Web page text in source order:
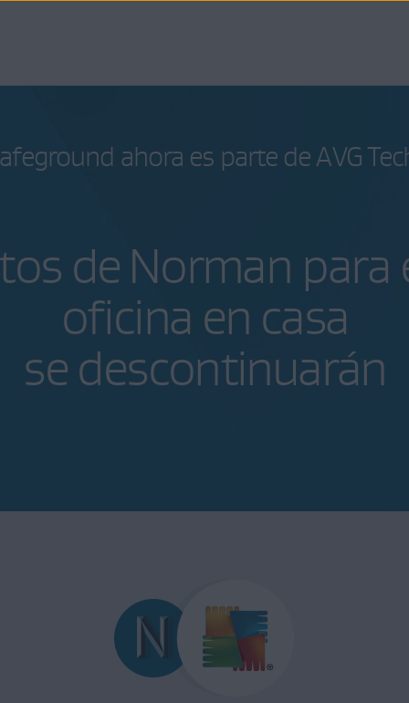
ahora es parte deAVG
de Norman para
oficina en casa
se descontinuarán